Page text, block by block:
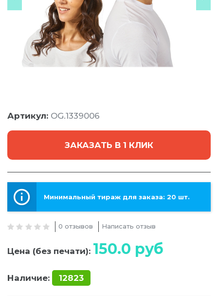
Артикул: OG.1339006
ЗАКАЗАТЬ В 1 КЛИК
Минимальный тираж для заказа: 20 шт.
0 отзывов Написать отзыв
Цена (без печати): 150.0 руб
Наличие: 12823